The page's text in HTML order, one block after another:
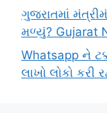
ગુજરાતમાં
મળ્યું? Gujarat
Whatsapp ને
લાખો લોકો કરી